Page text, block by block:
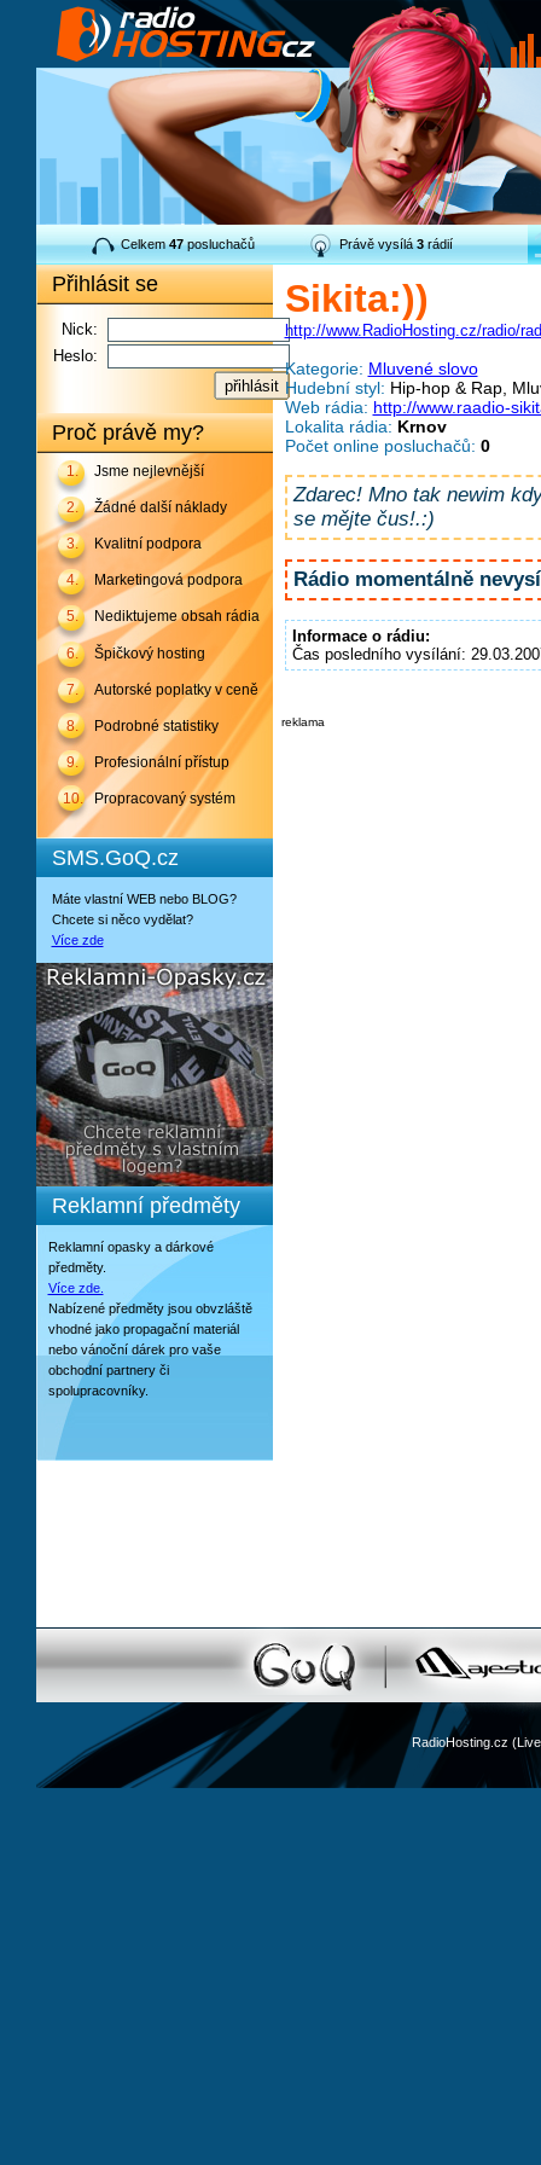
Celkem47posluchačů Právě vysílá3rádií
Přihlásit se
Nick:
Heslo:
Proč právě my?
1. Jsme nejlevnější
2. Žádné další náklady
3. Kvalitní podpora
4. Marketingová podpora
5. Nediktujeme obsah rádia
6. Špičkový hosting
7. Autorské poplatky v ceně
8. Podrobné statistiky
9. Profesionální přístup
10. Propracovaný systém
SMS.GoQ.cz
Máte vlastní WEB nebo BLOG?
Chcete si něco vydělat?
Více zde
Reklamní předměty
Reklamní opasky a dárkové
předměty.
Více zde.
Nabízené předměty jsou obvzláště
vhodné jako propagační materiál
nebo vánoční dárek pro vaše
obchodní partnery či
spolupracovníky.
Sikita:))
http://www.RadioHosting.cz/radio/
Kategorie: Mluvené slovo
Hudební styl: Hip-hop & Rap,
Web rádia: http://www.raadio-
Lokalita rádia: Krnov
Počet online posluchačů: 0
Zdarec! Mno tak newim
se mějte čus!.:)
Rádio momentálně
Informace o rádiu:
Čas posledního vysílání:
reklama
RadioHosting.cz